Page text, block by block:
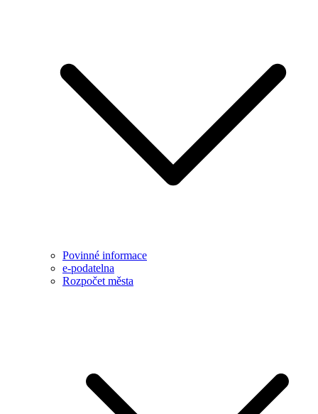
Povinné informace
e-podatelna
Rozpočet města